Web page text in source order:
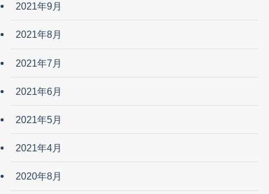
2021年9月
2021年8月
2021年7月
2021年6月
2021年5月
2021年4月
2020年8月